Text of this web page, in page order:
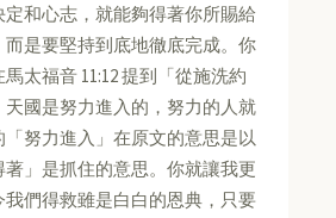
和心志，就能夠得著你所賜給
是要堅持到底地徹底完成。你
太福音 11:12 提到「從施洗約
國是努力進入的，努力的人就
努力進入」在原文的意思是以
」是抓住的意思。你就讓我更
們得救雖是白白的恩典，只要